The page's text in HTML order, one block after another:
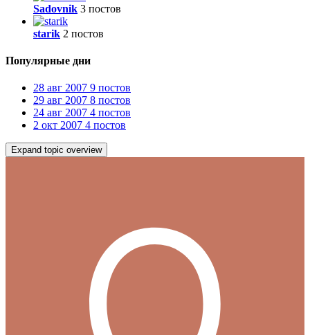
Sadovnik 3 постов
starik 2 постов
Популярные дни
28 авг 2007 9 постов
29 авг 2007 8 постов
24 авг 2007 4 постов
2 окт 2007 4 постов
Expand topic overview